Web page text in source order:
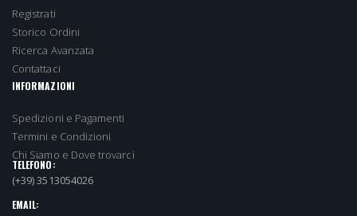
Registrati
Storico Ordini
Ricerca Avanzata
Contattaci
INFORMAZIONI
Spedizioni e Pagamenti
Termini e Condizioni
Chi Siamo e Dove trovarci
TELEFONO:
(+39) 3513054026
EMAIL: